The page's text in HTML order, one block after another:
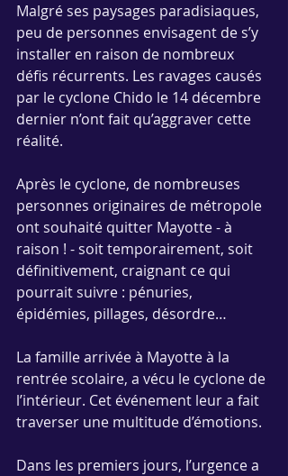
Malgré ses paysages paradisiaques,
peu de personnes envisagent de s’y
installer en raison de nombreux
défis récurrents. Les ravages causés
par le cyclone Chido le 14 décembre
dernier n’ont fait qu’aggraver cette
réalité.
Après le cyclone, de nombreuses
personnes originaires de métropole
ont souhaité quitter Mayotte - à
raison ! - soit temporairement, soit
définitivement, craignant ce qui
pourrait suivre : pénuries,
épidémies, pillages, désordre…
La famille arrivée à Mayotte à la
rentrée scolaire, a vécu le cyclone de
l’intérieur. Cet événement leur a fait
traverser une multitude d’émotions.
Dans les premiers jours, l’urgence a